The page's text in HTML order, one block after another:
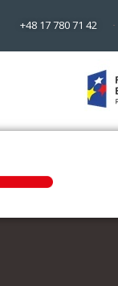
+48 17 780 71 42